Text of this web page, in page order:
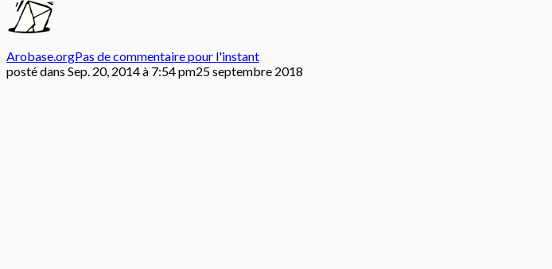
Arobase.orgPas de commentaire pour l'instant
posté dans Sep. 20, 2014 à 7:54 pm25 septembre 2018